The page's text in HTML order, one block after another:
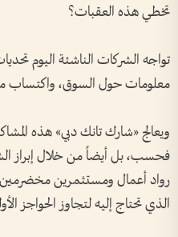
تخطي هذه العقبات؟
تواجه الشركات الناشئة اليوم
معلومات حول السوق، واكتساب
ويعالج «شارك تانك دبي» هذه
فحسب، بل أيضاً من خلال إبراز
رواد أعمال ومستثمرين مخضرمين.
الذي تحتاج إليه لتجاوز الحواجز